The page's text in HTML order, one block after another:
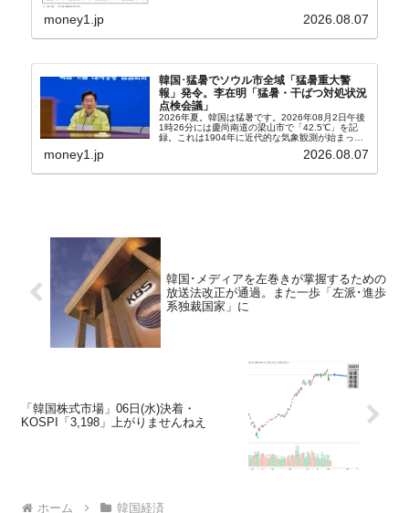
2.8％上昇（06月は3.2％）となり、上昇率は前...
money1.jp 2026.08.07
韓国･猛暑でソウル市全域「猛暑重大警
報」発令。李在明「猛暑・干ばつ対処状況
点検会議」
2026年夏。韓国は猛暑です。2026年08月2日午後
1時26分には慶尚南道の梁山市で「42.5℃」を記
録。これは1904年に近代的な気象観測が始まって
ウル市全域への「猛暑重大警報」が発令され...
money1.jp 2026.08.07
韓国･メディアを左巻きが掌握するための
放送法改正が通過。また一歩「左派･進歩
系独裁国家」に
「韓国株式市場」06日(水)決着・
KOSPI「3,198」上がりませんねえ
ホーム 韓国経済